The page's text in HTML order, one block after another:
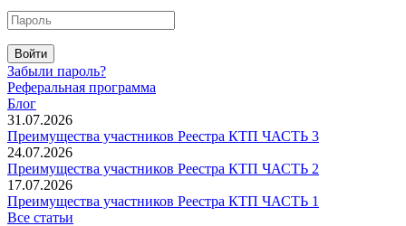
Войти
Забыли пароль?
Реферальная программа
Блог
31.07.2026
Преимущества участников Реестра КТП ЧАСТЬ 3
24.07.2026
Преимущества участников Реестра КТП ЧАСТЬ 2
17.07.2026
Преимущества участников Реестра КТП ЧАСТЬ 1
Все статьи